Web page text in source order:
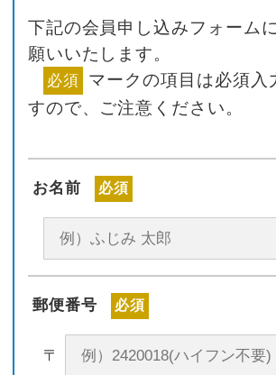
下記の会員申し込みフォーム
願いいたします。
必須 マークの項目は必須入
すので、ご注意ください。
お名前 必須
郵便番号 必須
〒